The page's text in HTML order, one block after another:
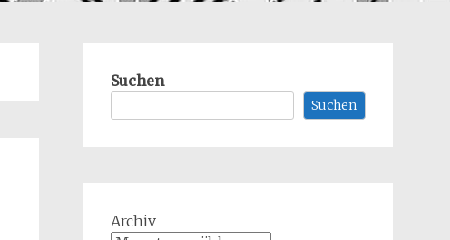
Suchen
Suchen
Archiv